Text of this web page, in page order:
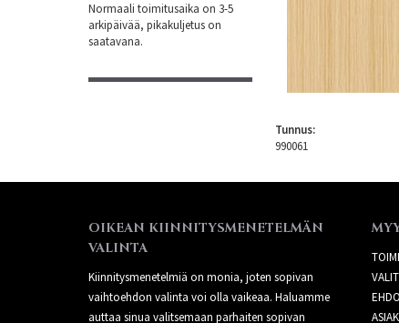
Normaali toimitusaika on 3-5
arkipäivää, pikakuljetus on
saatavana.
Tunnus:
990061
OIKEAN KIINNITYSMENETELMÄN
VALINTA
Kiinnitysmenetelmiä on monia, joten sopivan
vaihtoehdon valinta voi olla vaikeaa. Haluamme
auttaa sinua valitsemaan parhaiten sopivan